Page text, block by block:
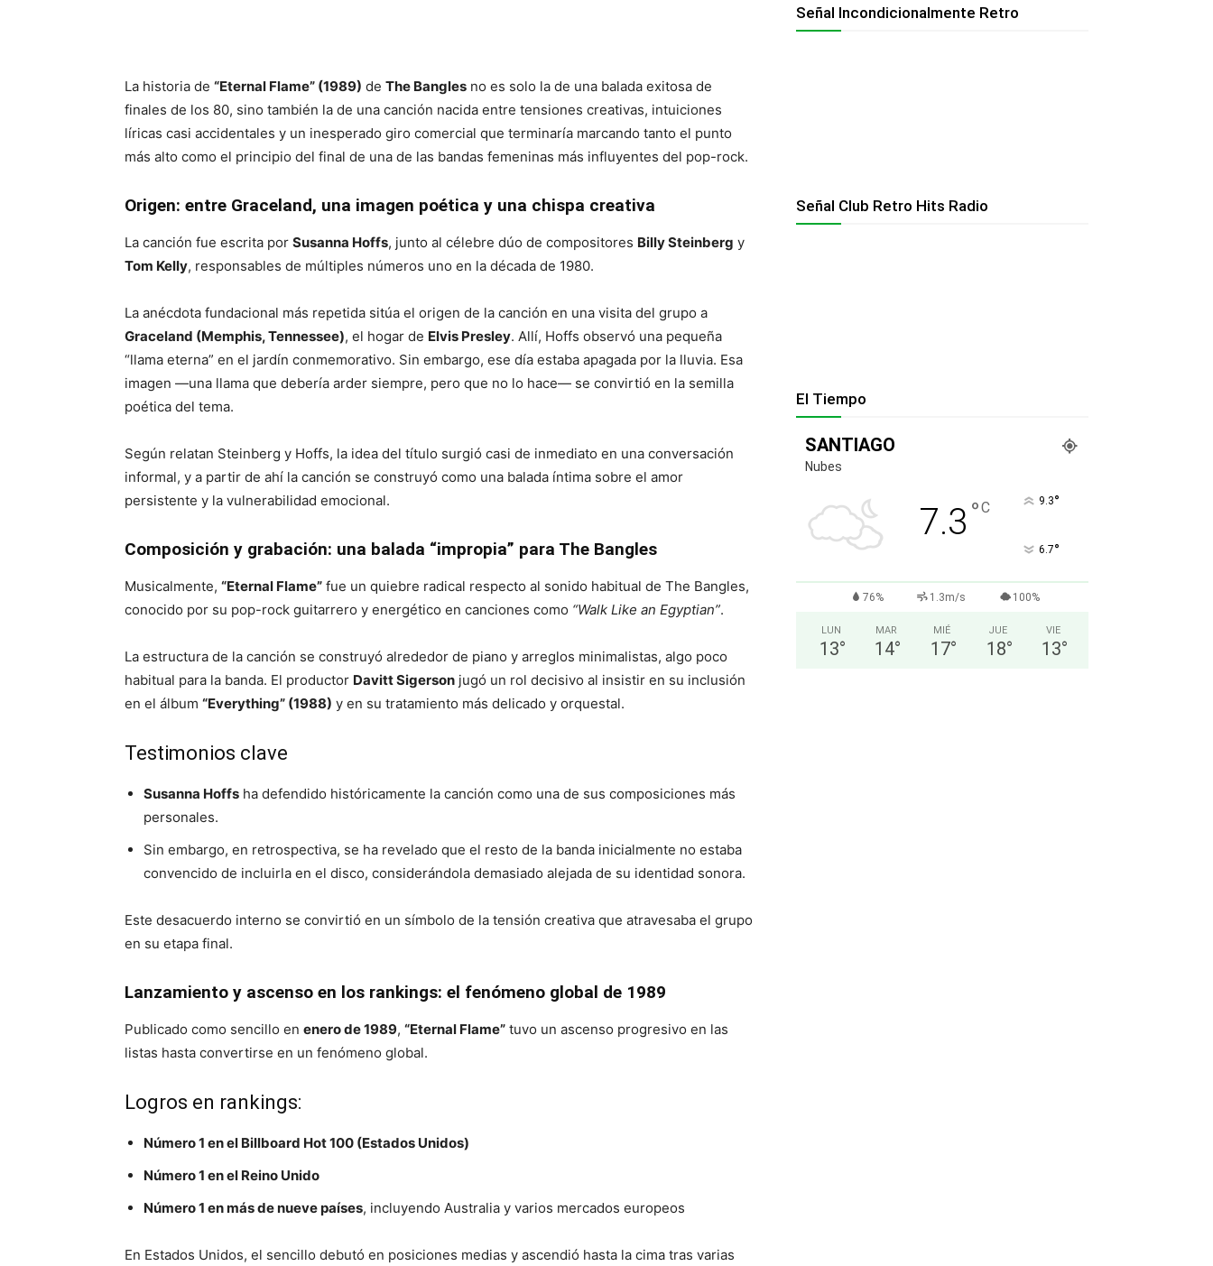
La historia de “Eternal Flame” (1989) de The Bangles no es solo la de una balada exitosa de
finales de los 80, sino también la de una canción nacida entre tensiones creativas, intuiciones
líricas casi accidentales y un inesperado giro comercial que terminaría marcando tanto el punto
más alto como el principio del final de una de las bandas femeninas más influyentes del pop-rock.
Origen: entre Graceland, una imagen poética y una chispa creativa
La canción fue escrita por Susanna Hoffs, junto al célebre dúo de compositores Billy Steinberg y
Tom Kelly, responsables de múltiples números uno en la década de 1980.
La anécdota fundacional más repetida sitúa el origen de la canción en una visita del grupo a
Graceland (Memphis, Tennessee), el hogar de Elvis Presley. Allí, Hoffs observó una pequeña
“llama eterna” en el jardín conmemorativo. Sin embargo, ese día estaba apagada por la lluvia. Esa
imagen —una llama que debería arder siempre, pero que no lo hace— se convirtió en la semilla
poética del tema.
Según relatan Steinberg y Hoffs, la idea del título surgió casi de inmediato en una conversación
informal, y a partir de ahí la canción se construyó como una balada íntima sobre el amor
persistente y la vulnerabilidad emocional.
Composición y grabación: una balada “impropia” para The Bangles
Musicalmente, “Eternal Flame” fue un quiebre radical respecto al sonido habitual de The Bangles,
conocido por su pop-rock guitarrero y energético en canciones como “Walk Like an Egyptian”.
La estructura de la canción se construyó alrededor de piano y arreglos minimalistas, algo poco
habitual para la banda. El productor Davitt Sigerson jugó un rol decisivo al insistir en su inclusión
en el álbum “Everything” (1988) y en su tratamiento más delicado y orquestal.
Testimonios clave
Susanna Hoffs ha defendido históricamente la canción como una de sus composiciones más
personales.
Sin embargo, en retrospectiva, se ha revelado que el resto de la banda inicialmente no estaba
convencido de incluirla en el disco, considerándola demasiado alejada de su identidad sonora.
Este desacuerdo interno se convirtió en un símbolo de la tensión creativa que atravesaba el grupo
en su etapa final.
Lanzamiento y ascenso en los rankings: el fenómeno global de 1989
Publicado como sencillo en enero de 1989, “Eternal Flame” tuvo un ascenso progresivo en las
listas hasta convertirse en un fenómeno global.
Logros en rankings:
Número 1 en el Billboard Hot 100 (Estados Unidos)
Número 1 en el Reino Unido
Número 1 en más de nueve países, incluyendo Australia y varios mercados europeos
En Estados Unidos, el sencillo debutó en posiciones medias y ascendió hasta la cima tras varias
Señal Incondicionalmente Retro
Señal Club Retro Hits Radio
El Tiempo
SANTIAGO
Nubes
7.3 °C 9.3°
6.7°
76% 1.3m/s 100%
LUN
13°
MAR
14°
MIÉ
17°
JUE
18°
VIE
13°